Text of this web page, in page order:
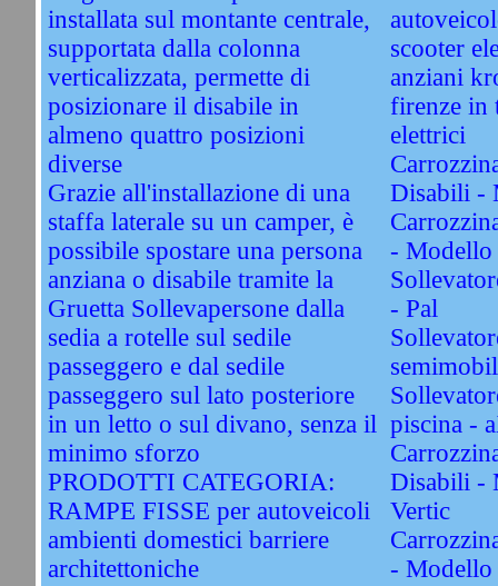
installata sul montante centrale,
supportata dalla colonna
verticalizzata, permette di
posizionare il disabile in
almeno quattro posizioni
diverse
Grazie all'installazione di una
staffa laterale su un camper, è
possibile spostare una persona
anziana o disabile tramite la
Gruetta Sollevapersone dalla
sedia a rotelle sul sedile
passeggero e dal sedile
passeggero sul lato posteriore
in un letto o sul divano, senza il
minimo sforzo
PRODOTTI CATEGORIA:
RAMPE FISSE per autoveicoli
ambienti domestici barriere
architettoniche
scooter
anziani
firenze in
elettrici
Disabili -
- Modello
- Pal
piscina -
Disabili -
Vertic
- Modello